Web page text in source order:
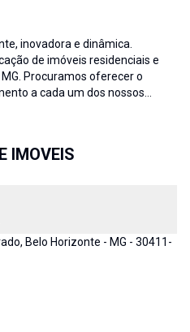
inovadora e dinâmica.
o
a cada um dos nossos
clientes. AURA
IMOVEIS
Belo Horizonte - MG - 30411-